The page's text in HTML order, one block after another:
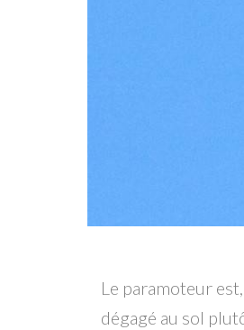
Le paramoteur
dégagé au sol